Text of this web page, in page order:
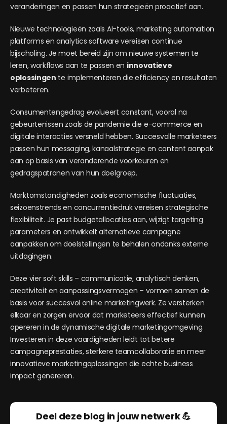
veranderingen en passen hun strategieën proactief aan.
Nieuwe technologieën zoals AI-tools, marketing automation
platforms en analytics software vereisen continue
bijscholing. Je moet bereid zijn om nieuwe systemen te
leren, workflows aan te passen en innovatieve
oplossingen te implementeren die efficiency en resultaten
verbeteren.
Consumentengedrag evolueert constant, vooral na
gebeurtenissen zoals de pandemie die e-commerce en
digitale interacties versneld hebben. Succesvolle marketeers
passen hun messaging, kanaalstrategie en content aanpak
aan op basis van veranderende voorkeuren en
gedragspatronen van hun doelgroep.
Marktomstandigheden zoals economische fluctuaties,
seizoenstrends en concurrentiedruk vereisen strategische
flexibiliteit. Je past budgetallocaties aan, wijzigt targeting
parameters en ontwikkelt alternatieve campagne
aanpakken om doelstellingen te behalen ondanks externe
uitdagingen.
Deze vier soft skills – communicatie, analytisch denken,
creativiteit en aanpassingsvermogen – vormen samen de
basis voor succesvol online marketingwerk. Ze versterken
elkaar en zorgen ervoor dat marketeers effectief kunnen
opereren in de dynamische digitale marketingomgeving.
Investeren in deze vaardigheden leidt tot betere
campagneprestaties, sterkere teamcollaboratie en meer
innovatieve marketingoplossingen die echte business
impact genereren.
Deel deze blog in jouw netwerk 💪